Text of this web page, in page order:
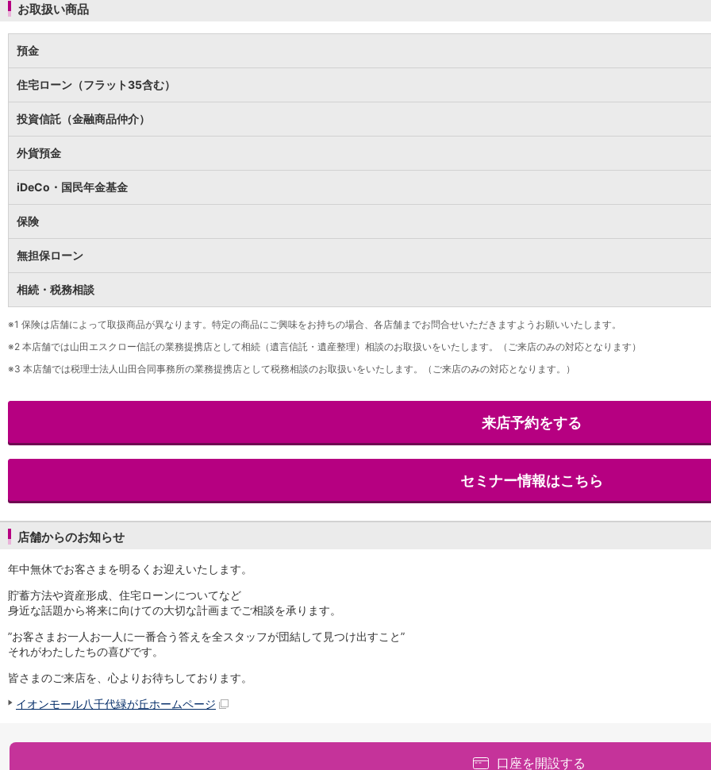
カードローン
目的別ローンマイページ
保険
保険TOP
医療保険
就業不能保険
海外旅行保険
国内旅行傷害保険
スマホ保険
傷害保険
介護保険
カード
クレジットカード
デビットカード
インターネットバンキング
アプリ
イオン銀行アプリ TOP
AEON Pay
AEON Pay
口座振替サービス
自動入金サービス
スマホ決済アプリ
公営競技
サービス
相続・税務のご相談
電子マネーWAON
セキュリティ
その他サービス
金利
お取扱い商品
預金
住宅ローン（フラット35含む）
投資信託（金融商品仲介）
外貨預金
iDeCo・国民年金基金
保険
無担保ローン
相続・税務相談
※1 保険は店舗によって取扱商品が異なります。特定の商品にご興味をお持ちの場合、各店舗までお問合せいただきますようお願いいたします。
※2 本店舗では山田エスクロー信託の業務提携店として相続（遺言信託・遺産整理）相談のお取扱いをいたします。（ご来店のみの対応となります）
※3 本店舗では税理士法人山田合同事務所の業務提携店として税務相談のお取扱いをいたします。（ご来店のみの対応となります。）
来店予約をする
セミナー情報はこちら
店舗からのお知らせ
年中無休でお客さまを明るくお迎えいたします。
貯蓄方法や資産形成、住宅ローンについてなど
身近な話題から将来に向けての大切な計画までご相談を承ります。
”お客さまお一人お一人に一番合う答えを全スタッフが団結して見つけ出すこと”
それがわたしたちの喜びです。
皆さまのご来店を、心よりお待ちしております。
イオンモール八千代緑が丘ホームページ
口座を開設する